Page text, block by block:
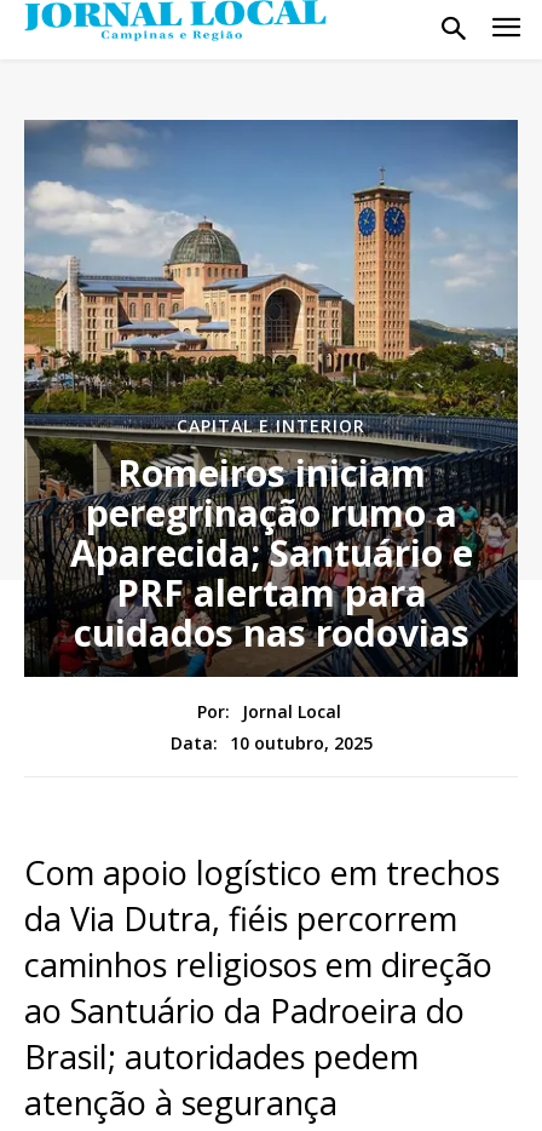
CAPITAL E INTERIOR
Romeiros iniciam
peregrinação rumo a
Aparecida; Santuário e
PRF alertam para
cuidados nas rodovias
Por:
Jornal Local
Data:
10 outubro, 2025
Com apoio logístico em trechos
da Via Dutra, fiéis percorrem
caminhos religiosos em direção
ao Santuário da Padroeira do
Brasil; autoridades pedem
atenção à segurança